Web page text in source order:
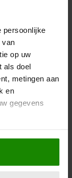
persoonlijke
van
op uw
als doel
metingen aan
en
gegevens
locatie,
zijn
winkel